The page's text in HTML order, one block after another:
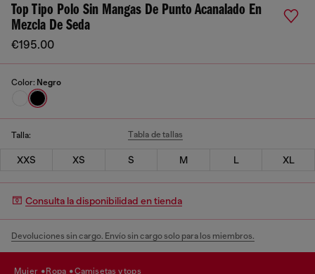
Top Tipo Polo Sin Mangas De Punto Acanalado En
Mezcla De Seda
€195.00
Color: Negro
Talla: Tabla de tallas
XXS XS S M L XL
Consulta la disponibilidad en tienda
Devoluciones sin cargo. Envío sin cargo solo para los miembros.
mujer ropa camisetas y tops